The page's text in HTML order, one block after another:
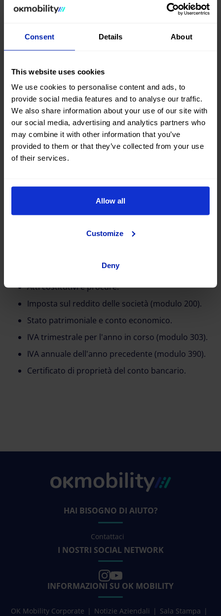
Consent Details About
This website uses cookies
We use cookies to personalise content and ads, to
provide social media features and to analyse our traffic.
We also share information about your use of our site with
our social media, advertising and analytics partners who
may combine it with other information that you’ve
provided to them or that they’ve collected from your use
of their services.
Allow all
Customize
Deny
Lavoratore dipendente:
Carta d’identità e patente di guida.
Ultimo libro paga.
Carta d’identità e patente di guida.
Rapporto storico sull'occupazione aggiornato.
IVA trimestrale per l'anno in corso (modulo 303).
IVA annuale dell'anno precedente (modulo 390).
Carta d’identità di tutti gli amministratori.
Atti costitutivi e procure.
Imposta sul reddito delle società (modulo 200).
Stato patrimoniale e conto economico.
IVA trimestrale per l'anno in corso (modulo 303).
IVA annuale dell'anno precedente (modulo 390).
Certificato di proprietà del conto bancario.
HAI BISOGNO DI AIUTO?
Contattaci
I NOSTRI SOCIAL NETWORK
INFORMAZIONI SU OK MOBILITY
OK Mobility Corporate Notizie Aziendali Sala Stampa